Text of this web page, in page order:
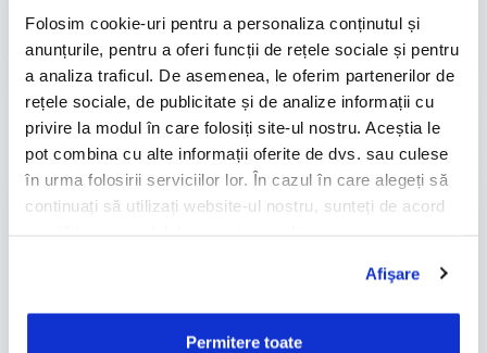
Folosim cookie-uri pentru a personaliza conținutul și
anunțurile, pentru a oferi funcții de rețele sociale și pentru
a analiza traficul. De asemenea, le oferim partenerilor de
rețele sociale, de publicitate și de analize informații cu
privire la modul în care folosiți site-ul nostru. Aceștia le
pot combina cu alte informații oferite de dvs. sau culese
în urma folosirii serviciilor lor. În cazul în care alegeți să
continuați să utilizați website-ul nostru, sunteți de acord
Afişare
Permitere toate
инвестиций и экономическая …
by Magda Stoica